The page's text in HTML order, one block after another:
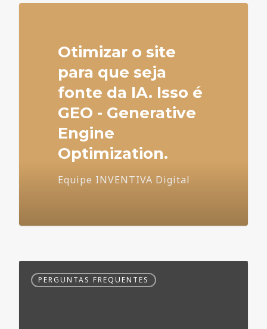
Otimizar o site
para que seja
fonte da IA. Isso é
GEO - Generative
Engine
Optimization.
Equipe INVENTIVA Digital
Frequentes
PERGUNTAS FREQUENTES